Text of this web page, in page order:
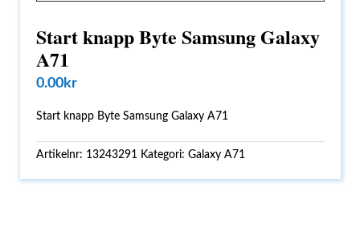
Start knapp Byte Samsung Galaxy
A71
0.00kr
Start knapp Byte Samsung Galaxy A71
Artikelnr: 13243291 Kategori:Galaxy A71